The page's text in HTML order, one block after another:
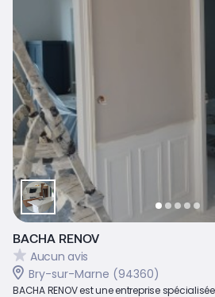
BACHA RENOV
Aucun avis
Bry-sur-Marne (94360)
BACHA RENOV est une entreprise